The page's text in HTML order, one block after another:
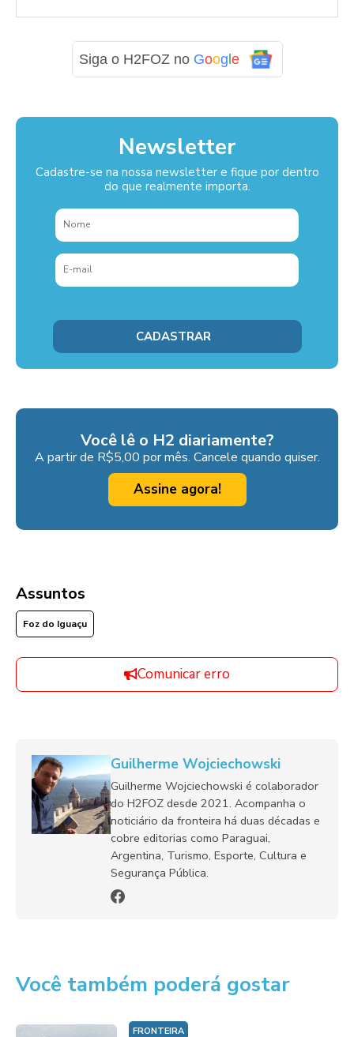
Siga o H2FOZ no Goog e
Newsletter
Cadastre-se na nossa newsletter e fique por dentro
do que realmente importa.
Você lê o H2 diariamente?
A partir de R$5,00 por mês. Cancele quando quiser.
Assine agora!
Assuntos
Foz do Iguaçu
Comunicar erro
Guilherme Wojciechowski
Guilherme Wojciechowski é colaborador
do H2FOZ desde 2021. Acompanha o
noticiário da fronteira há duas décadas e
cobre editorias como Paraguai,
Argentina, Turismo, Esporte, Cultura e
Segurança Pública.
Você também poderá gostar
FRONTEIRA